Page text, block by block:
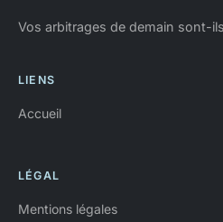
Vos arbitrages de demain sont-
LIENS
Accueil
LÉGAL
Mentions légales